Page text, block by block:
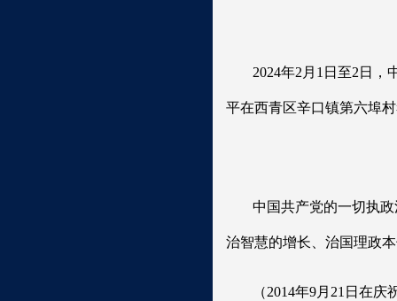
2024年2月1日至2日
平在西青区辛口镇第六埠
中国共产党的一切执
治智慧的增长、治国理政
（2014年9月21日在